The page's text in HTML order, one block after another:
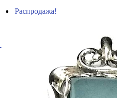
Распродажа!